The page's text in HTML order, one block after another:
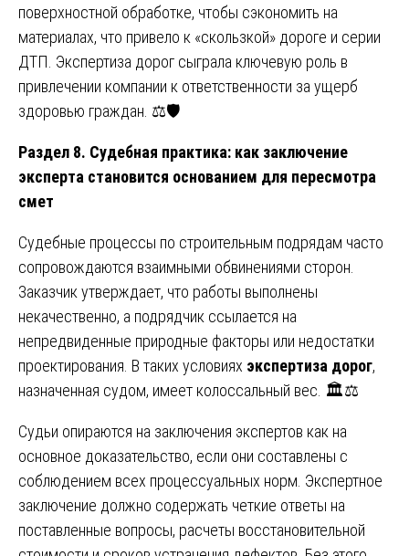
поверхностной обработке, чтобы сэкономить на
материалах, что привело к «скользкой» дороге и серии
ДТП. Экспертиза дорог сыграла ключевую роль в
привлечении компании к ответственности за ущерб
здоровью граждан. ⚖️🛡️
Раздел 8. Судебная практика: как заключение
эксперта становится основанием для пересмотра
смет
Судебные процессы по строительным подрядам часто
сопровождаются взаимными обвинениями сторон.
Заказчик утверждает, что работы выполнены
некачественно, а подрядчик ссылается на
непредвиденные природные факторы или недостатки
проектирования. В таких условиях экспертиза дорог,
назначенная судом, имеет колоссальный вес. 🏛️⚖️
Судьи опираются на заключения экспертов как на
основное доказательство, если они составлены с
соблюдением всех процессуальных норм. Экспертное
заключение должно содержать четкие ответы на
поставленные вопросы, расчеты восстановительной